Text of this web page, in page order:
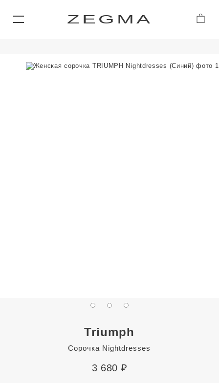
ZEGMA
Triumph
Сорочка Nightdresses
3 680 ₽